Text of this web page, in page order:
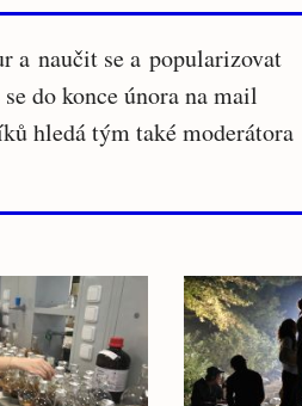
a naučit se a popularizovat
do konce února na mail
hledá tým také moderátora